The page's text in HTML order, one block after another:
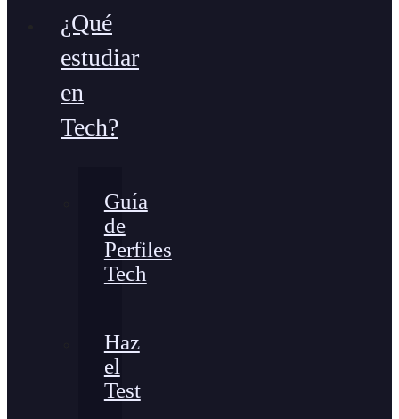
¿Qué
estudiar
en
Tech?
Guía
de
Perfiles
Tech
Haz
el
Test